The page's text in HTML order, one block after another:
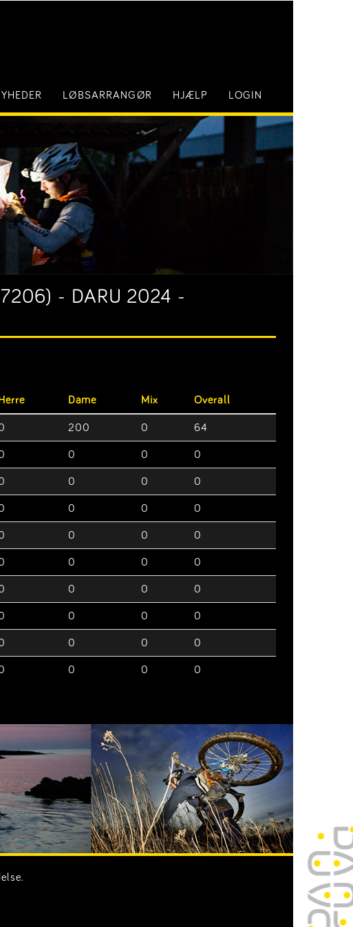
LØBSARRANGØR HJÆLP LOGIN
- DARU 2024 -
Herre Dame Mix Overall
200 0 64
0 0 0
0 0 0
0 0 0
0 0 0
0 0 0
0 0 0
0 0 0
0 0 0
0 0 0